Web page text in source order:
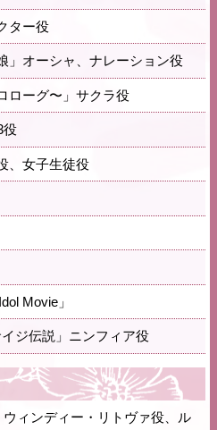
ター役
」オーシャ、ナレーション役
ローグ〜」サクラ役
役
、女子生徒役
Movie」
ジ伝説」ニンフィア役
ウィンディー・リトヴァ役、ル